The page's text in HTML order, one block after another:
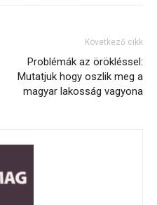
Következő cikk
Problémák az örökléssel:
Mutatjuk hogy oszlik meg a
magyar lakosság vagyona